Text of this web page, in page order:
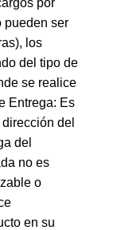
pueden ser
los
del tipo de
se realice
Entrega: Es
del
del
no es
o
en su